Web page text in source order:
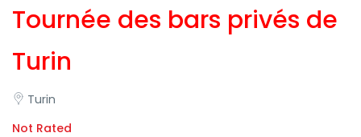
Tournée des bars privés de
Turin
Turin
Not Rated